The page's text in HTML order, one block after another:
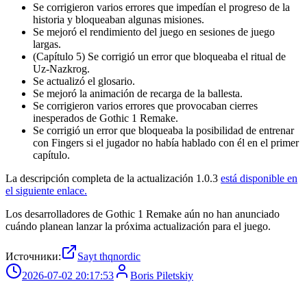
Se corrigieron varios errores que impedían el progreso de la
historia y bloqueaban algunas misiones.
Se mejoró el rendimiento del juego en sesiones de juego
largas.
(Capítulo 5) Se corrigió un error que bloqueaba el ritual de
Uz-Nazkrog.
Se actualizó el glosario.
Se mejoró la animación de recarga de la ballesta.
Se corrigieron varios errores que provocaban cierres
inesperados de Gothic 1 Remake.
Se corrigió un error que bloqueaba la posibilidad de entrenar
con Fingers si el jugador no había hablado con él en el primer
capítulo.
La descripción completa de la actualización 1.0.3 está disponible en
el siguiente enlace.
Los desarrolladores de Gothic 1 Remake aún no han anunciado
cuándo planean lanzar la próxima actualización para el juego.
Источники:
Sayt thqnordic
2026-07-02 20:17:53
Boris Piletskiy